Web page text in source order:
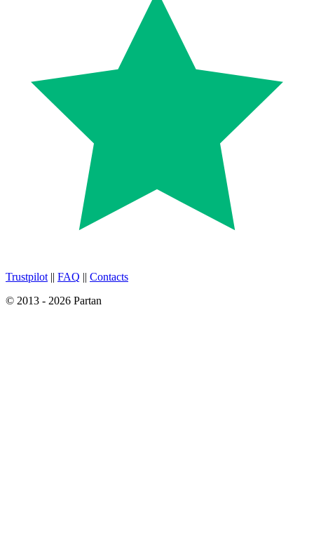
Trustpilot || FAQ || Contacts
© 2013 - 2026 Partan